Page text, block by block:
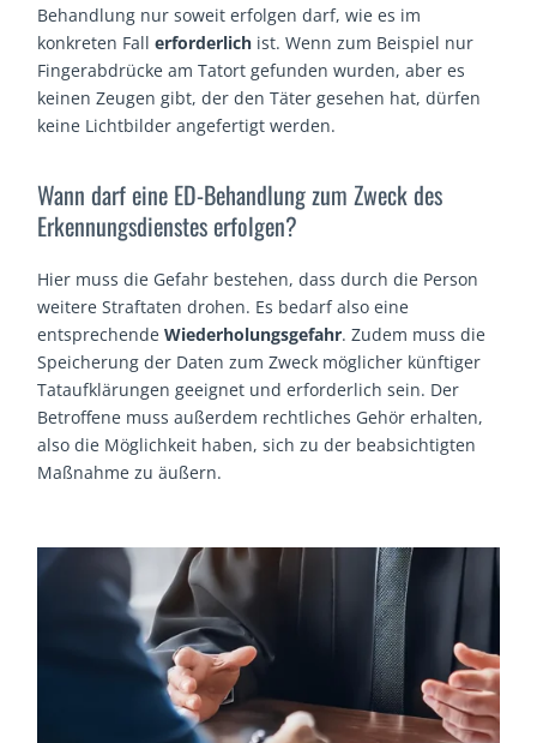
Behandlung nur soweit erfolgen darf, wie es im
konkreten Fallerforderlich ist. Wenn zum Beispiel nur
Fingerabdrücke am Tatort gefunden wurden, aber es
keinen Zeugen gibt, der den Täter gesehen hat, dürfen
keine Lichtbilder angefertigt werden.
Wann darf eine ED-Behandlung zum Zweck des
Erkennungsdienstes erfolgen?
Hier muss die Gefahr bestehen, dass durch die Person
weitere Straftaten drohen. Es bedarf also eine
entsprechendeWiederholungsgefahr. Zudem muss die
Speicherung der Daten zum Zweck möglicher künftiger
Tataufklärungen geeignet und erforderlich sein. Der
Betroffene muss außerdem rechtliches Gehör erhalten,
also die Möglichkeit haben, sich zu der beabsichtigten
Maßnahme zu äußern.